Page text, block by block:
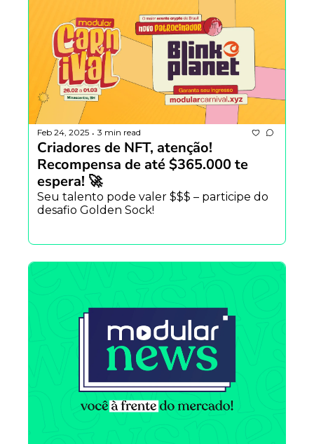
Feb 24, 2025 • 3 min read
Criadores de NFT, atenção!
Recompensa de até $365.000 te
espera! 🚀
Seu talento pode valer $$$ – participe do
desafio Golden Sock!